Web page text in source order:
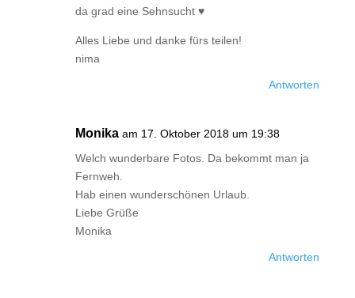
da grad eine Sehnsucht ♥
Alles Liebe und danke fürs teilen!
nima
Antworten
Monika am 17. Oktober 2018 um 19:38
Welch wunderbare Fotos. Da bekommt man ja
Fernweh.
Hab einen wunderschönen Urlaub.
Liebe Grüße
Monika
Antworten